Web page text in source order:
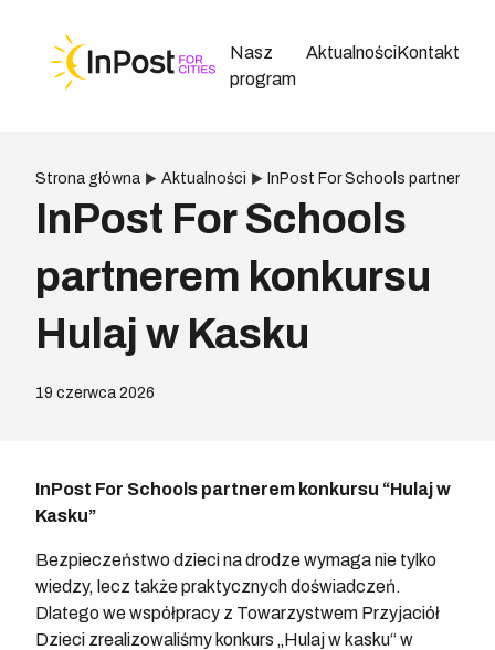
Nasz
program
AktualnościKontakt
Strona główna Aktualności InPost For Schools partnerem
InPost For Schools
partnerem konkursu
Hulaj w Kasku
19 czerwca 2026
InPost For Schools partnerem konkursu “Hulaj w
Kasku”
Bezpieczeństwo dzieci na drodze wymaga nie tylko
wiedzy, lecz także praktycznych doświadczeń.
Dlatego we współpracy z Towarzystwem Przyjaciół
Dzieci zrealizowaliśmy konkurs „Hulaj w kasku“ w